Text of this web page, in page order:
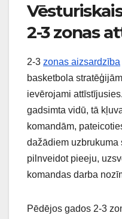
2-3 zonas
2-3 zonas aizsardzība
basketbola
ievērojami
gadsimta vidū, tā
komandām,
dažādiem uzbrukuma
pilnveidot pieeju,
komandas darba
Pēdējos gados 2-3